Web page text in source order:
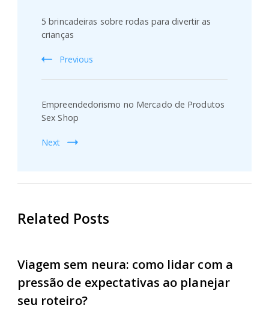
Navigation
5 brincadeiras sobre rodas para divertir as
crianças
Previous
Empreendedorismo no Mercado de Produtos
Sex Shop
Next
Related Posts
Viagem sem neura: como lidar com a
pressão de expectativas ao planejar
seu roteiro?